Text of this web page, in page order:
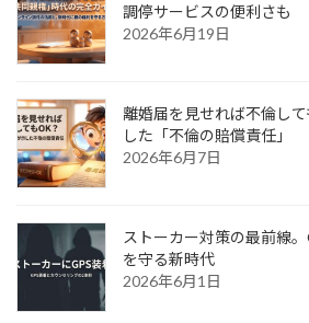
調停サービスの便利さも
2026年6月19日
離婚届を見せれば不倫し
した「不倫の賠償責任」
2026年6月7日
ストーカー対策の最前線
を守る新時代
2026年6月1日